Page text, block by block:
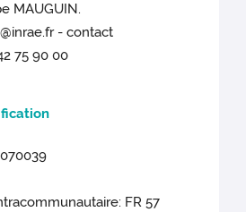
MAUGUIN.
- contact
75 90 00
FR 57